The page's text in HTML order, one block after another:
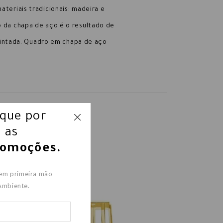
tradicionais: madeira e
chapa de aço é o resultado de
Quadro em chapa de aço
por
as
primeira mão